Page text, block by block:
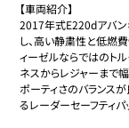
【車両紹介】
2017年式E220dアバン
し、高い静粛性と低燃
ィーゼルならではのト
ネスからレジャーまで
ポーティさのバランス
るレーダーセーフティ